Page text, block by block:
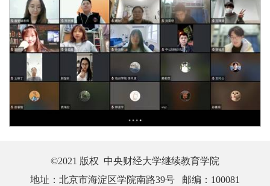
©2021 版权 中央财经大学继续教育学院
地址：北京市海淀区学院南路39号 邮编：100081